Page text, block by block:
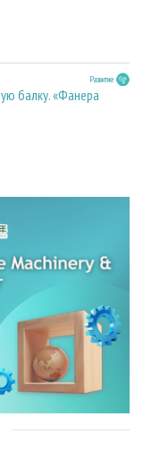
Развитие
балку. «Фанера